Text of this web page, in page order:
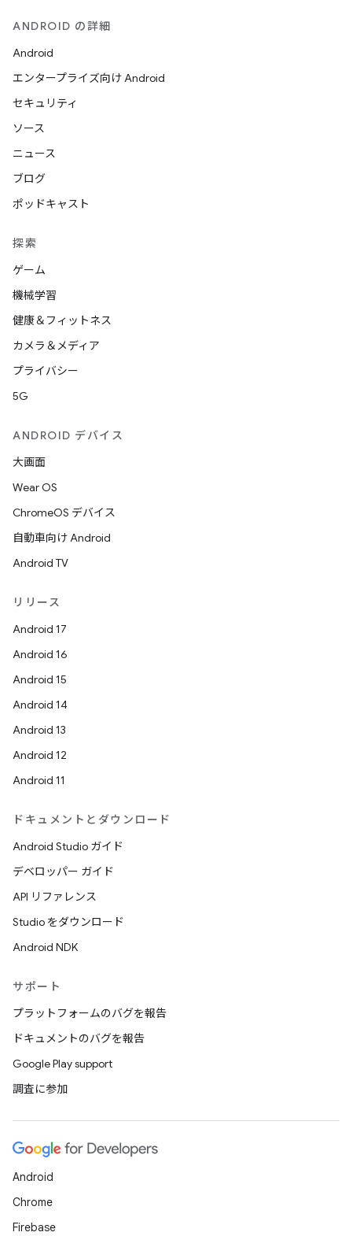
ANDROID の詳細
Android
エンタープライズ向け Android
セキュリティ
ソース
ニュース
ブログ
ポッドキャスト
探索
ゲーム
機械学習
健康＆フィットネス
カメラ＆メディア
プライバシー
5G
ANDROID デバイス
大画面
Wear OS
ChromeOS デバイス
自動車向け Android
Android TV
リリース
Android 17
Android 16
Android 15
Android 14
Android 13
Android 12
Android 11
ドキュメントとダウンロード
Android Studio ガイド
デベロッパー ガイド
API リファレンス
Studio をダウンロード
Android NDK
サポート
プラットフォームのバグを報告
ドキュメントのバグを報告
Google Play support
調査に参加
Android
Chrome
Firebase